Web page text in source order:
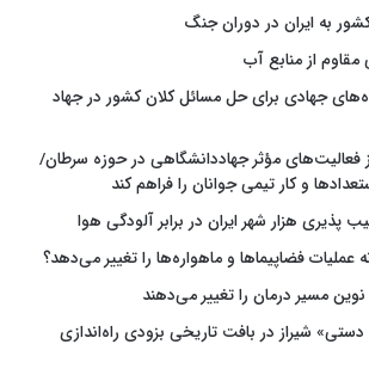
از منابع آب
جهادی برای حل مسائل کلان کشور در جهاد
فعالیت‌های مؤثر جهاددانشگاهی در حوزه سرطان/
و کار تیمی جوانان را فراهم کند
پذیری هزار شهر ایران در برابر آلودگی هوا
فضاپیماها و ماهواره‌ها را تغییر می‌دهد؟
مسیر درمان را تغییر می‌دهند
شیراز در بافت تاریخی بزودی راه‌اندازی